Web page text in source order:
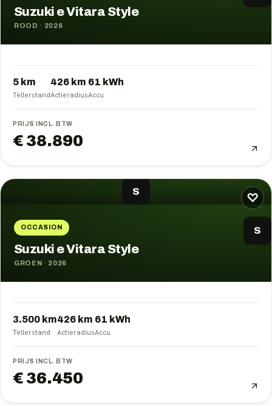
Suzuki e Vitara Style
ROOD · 2026
5 km
Tellerstand
426 km
Actieradius
61 kWh
Accu
PRIJS INCL. BTW
€ 38.890
♡
S
OCCASION S
Suzuki e Vitara Style
GROEN · 2026
3.500 km
Tellerstand
426 km
Actieradius
61 kWh
Accu
PRIJS INCL. BTW
€ 36.450